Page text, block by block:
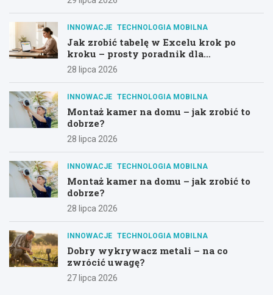
INNOWACJE TECHNOLOGIA MOBILNA
Jak zrobić tabelę w Excelu krok po
kroku – prosty poradnik dla
początkujących
28 lipca 2026
INNOWACJE TECHNOLOGIA MOBILNA
Montaż kamer na domu – jak zrobić to
dobrze?
28 lipca 2026
INNOWACJE TECHNOLOGIA MOBILNA
Montaż kamer na domu – jak zrobić to
dobrze?
28 lipca 2026
INNOWACJE TECHNOLOGIA MOBILNA
Dobry wykrywacz metali – na co
zwrócić uwagę?
27 lipca 2026